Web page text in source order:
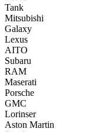
Tank
Mitsubishi
Galaxy
Lexus
AITO
Subaru
RAM
Maserati
Porsche
GMC
Lorinser
Aston Martin